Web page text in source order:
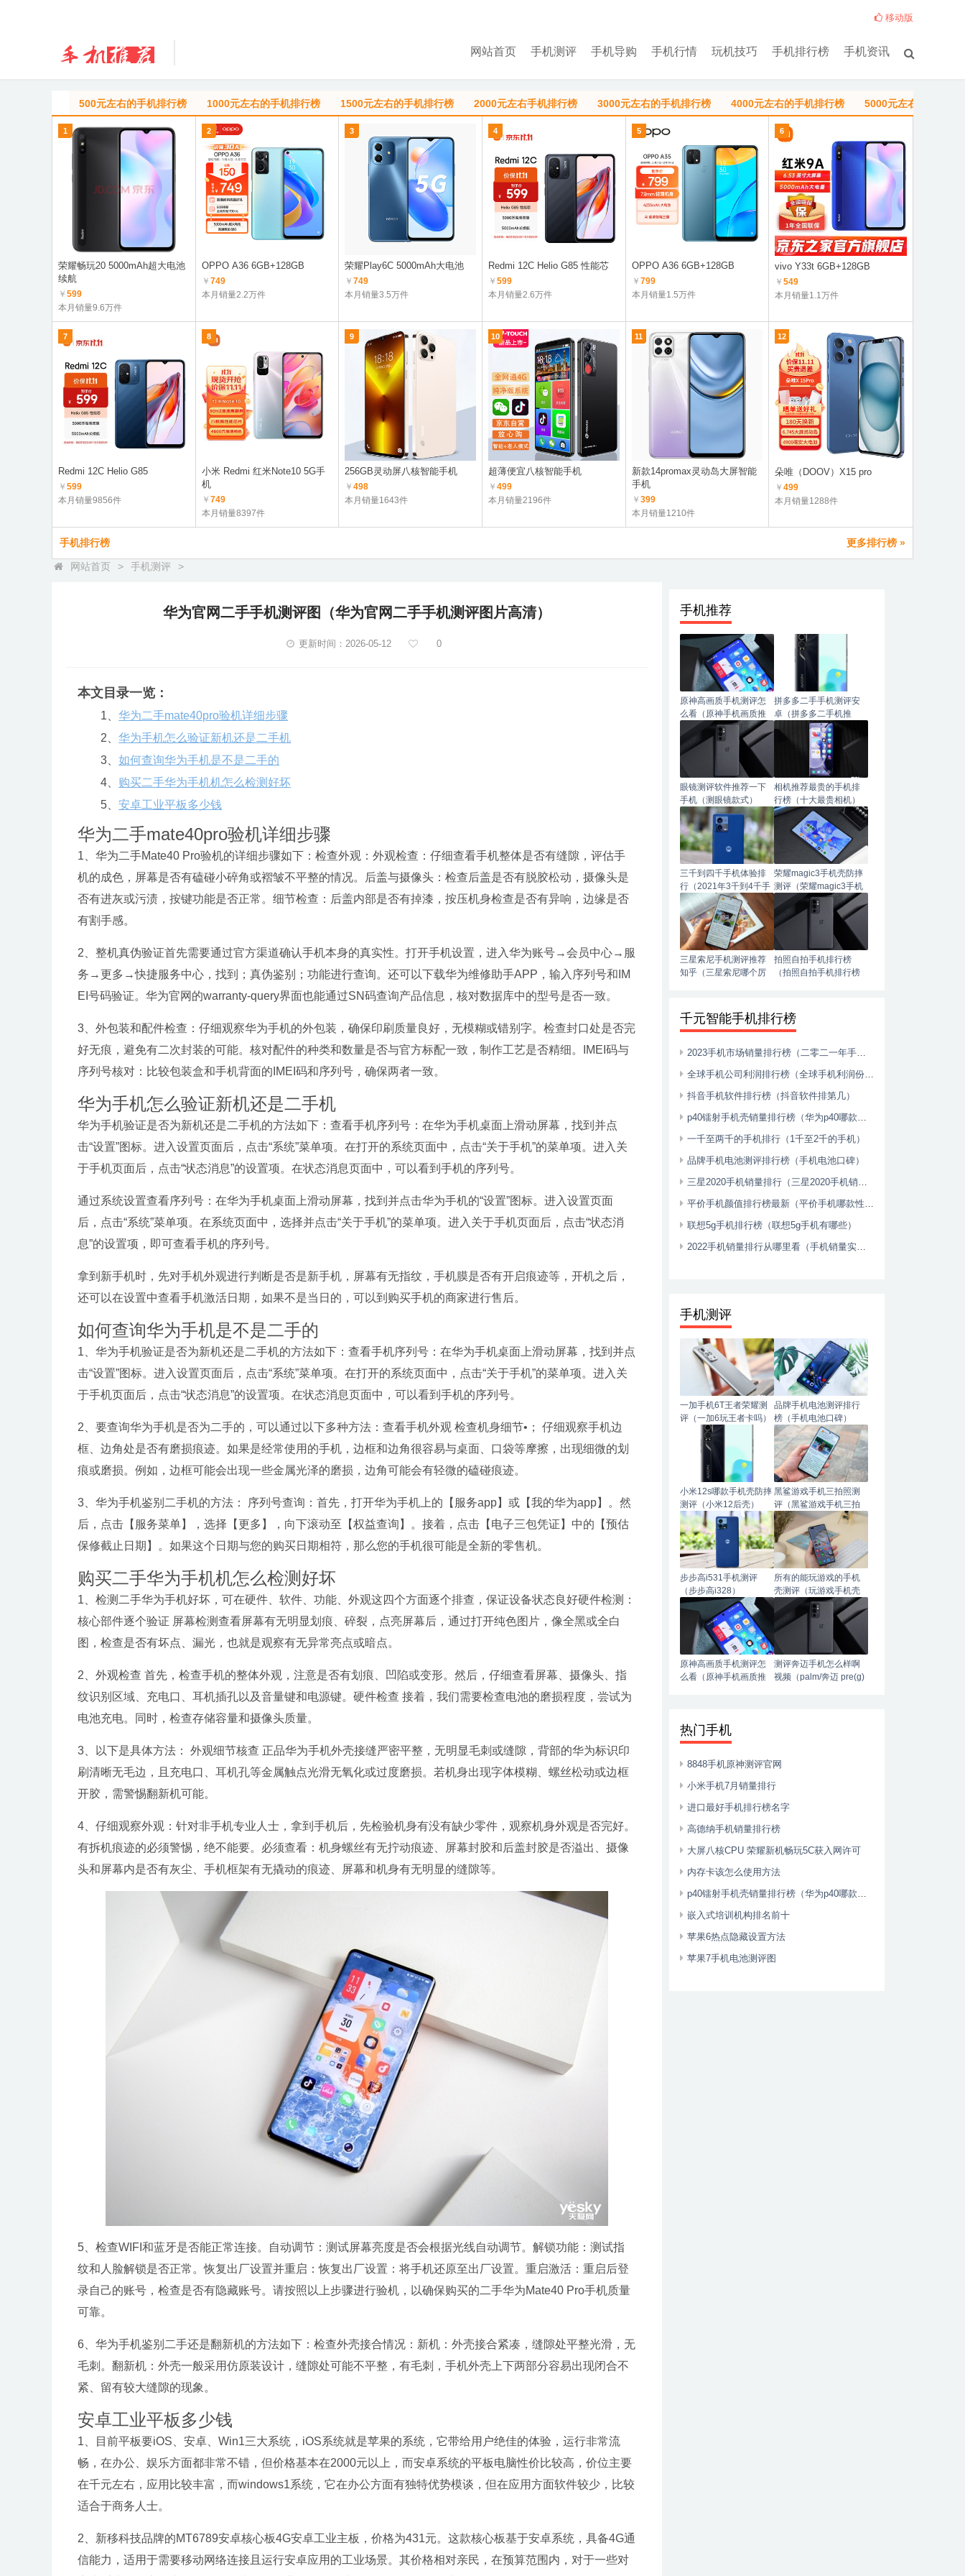
网站首页 手机测评 手机导购 手机行情 玩机技巧 手机排行榜 手机资讯
移动版
500元左右的手机排行榜 1000元左右的手机排行榜 1500元左右的手机排行榜 2000元左右手机排行榜 3000元左右的手机排行榜 4000元左右的手机排行榜 5000元左右的手机排
1
荣耀畅玩20 5000mAh超大电池
续航
￥ 599
本月销量9.6万件
2
OPPO A36 6GB+128GB
￥ 749
本月销量2.2万件
3
荣耀Play6C 5000mAh大电池
￥749
本月销量3.5万件
4
Redmi 12C Helio G85 性能芯
￥ 599
本月销量2.6万件
5
OPPO A36 6GB+128GB
￥ 799
本月销量1.5万件
6
vivo Y33t 6GB+128GB
￥549
本月销量1.1万件
7
Redmi 12C Helio G85
￥ 599
本月销量9856件
8
小米 Redmi 红米Note10 5G手
机
￥ 749
本月销量8397件
9
256GB灵动屏八核智能手机
￥498
本月销量1643件
10
超薄便宜八核智能手机
￥ 499
本月销量2196件
11
新款14promax灵动岛大屏智能
手机
￥ 399
本月销量1210件
12
朵唯（DOOV）X15 pro
￥499
本月销量1288件
手机排行榜 更多排行榜 »
网站首页 > 手机测评 >
华为官网二手手机测评图（华为官网二手手机测评图片高清）
更新时间：2026-05-12 0
本文目录一览：
1、华为二手mate40pro验机详细步骤
2、华为手机怎么验证新机还是二手机
3、如何查询华为手机是不是二手的
4、 购买二手华为手机机怎么检测好坏
5、安卓工业平板多少钱
华为二手mate40pro验机详细步骤
1、华为二手Mate40 Pro验机的详细步骤如下：检查外观：外观检查：仔细查看手机整体是否有缝隙，评估手
机的成色，屏幕是否有磕碰小碎角或褶皱不平整的情况。后盖与摄像头：检查后盖是否有脱胶松动，摄像头是
否有进灰或污渍，按键功能是否正常。细节检查：后盖内部是否有掉漆，按压机身检查是否有异响，边缘是否
有割手感。
2、整机真伪验证首先需要通过官方渠道确认手机本身的真实性。打开手机设置，进入华为账号→会员中心→服
务→更多→快捷服务中心，找到；真伪鉴别；功能进行查询。还可以下载华为维修助手APP，输入序列号和IM
EI号码验证。华为官网的warranty-query界面也能通过SN码查询产品信息，核对数据库中的型号是否一致。
3、外包装和配件检查：仔细观察华为手机的外包装，确保印刷质量良好，无模糊或错别字。检查封口处是否完
好无痕，避免有二次封装的可能。核对配件的种类和数量是否与官方标配一致，制作工艺是否精细。IMEI码与
序列号核对：比较包装盒和手机背面的IMEI码和序列号，确保两者一致。
华为手机怎么验证新机还是二手机
华为手机验证是否为新机还是二手机的方法如下：查看手机序列号：在华为手机桌面上滑动屏幕，找到并点
击“设置”图标。进入设置页面后，点击“系统”菜单项。在打开的系统页面中，点击“关于手机”的菜单项。进入关
于手机页面后，点击“状态消息”的设置项。在状态消息页面中，可以看到手机的序列号。
通过系统设置查看序列号：在华为手机桌面上滑动屏幕，找到并点击华为手机的“设置”图标。进入设置页面
后，点击“系统”菜单项。在系统页面中，选择并点击“关于手机”的菜单项。进入关于手机页面后，点击“状态消
息”的设置项，即可查看手机的序列号。
拿到新手机时，先对手机外观进行判断是否是新手机，屏幕有无指纹，手机膜是否有开启痕迹等，开机之后，
还可以在设置中查看手机激活日期，如果不是当日的，可以到购买手机的商家进行售后。
如何查询华为手机是不是二手的
1、华为手机验证是否为新机还是二手机的方法如下：查看手机序列号：在华为手机桌面上滑动屏幕，找到并点
击“设置”图标。进入设置页面后，点击“系统”菜单项。在打开的系统页面中，点击“关于手机”的菜单项。进入关
于手机页面后，点击“状态消息”的设置项。在状态消息页面中，可以看到手机的序列号。
2、要查询华为手机是否为二手的，可以通过以下多种方法：查看手机外观 检查机身细节•； 仔细观察手机边
框、边角处是否有磨损痕迹。如果是经常使用的手机，边框和边角很容易与桌面、口袋等摩擦，出现细微的划
痕或磨损。例如，边框可能会出现一些金属光泽的磨损，边角可能会有轻微的磕碰痕迹。
3、华为手机鉴别二手机的方法： 序列号查询：首先，打开华为手机上的【服务app】或【我的华为app】。然
后，点击【服务菜单】，选择【更多】，向下滚动至【权益查询】。接着，点击【电子三包凭证】中的【预估
保修截止日期】。如果这个日期与您的购买日期相符，那么您的手机很可能是全新的零售机。
购买二手华为手机机怎么检测好坏
1、检测二手华为手机好坏，可在硬件、软件、功能、外观这四个方面逐个排查，保证设备状态良好硬件检测：
核心部件逐个验证 屏幕检测查看屏幕有无明显划痕、碎裂，点亮屏幕后，通过打开纯色图片，像全黑或全白
图，检查是否有坏点、漏光，也就是观察有无异常亮点或暗点。
2、外观检查 首先，检查手机的整体外观，注意是否有划痕、凹陷或变形。然后，仔细查看屏幕、摄像头、指
纹识别区域、充电口、耳机插孔以及音量键和电源键。硬件检查 接着，我们需要检查电池的磨损程度，尝试为
电池充电。同时，检查存储容量和摄像头质量。
3、以下是具体方法： 外观细节核查 正品华为手机外壳接缝严密平整，无明显毛刺或缝隙，背部的华为标识印
刷清晰无毛边，且充电口、耳机孔等金属触点光滑无氧化或过度磨损。若机身出现字体模糊、螺丝松动或边框
开胶，需警惕翻新机可能。
4、仔细观察外观：针对非手机专业人士，拿到手机后，先检验机身有没有缺少零件，观察机身外观是否完好。
有拆机痕迹的必须警惕，绝不能要。必须查看：机身螺丝有无拧动痕迹、屏幕封胶和后盖封胶是否溢出、摄像
头和屏幕内是否有灰尘、手机框架有无撬动的痕迹、屏幕和机身有无明显的缝隙等。
5、检查WIFI和蓝牙是否能正常连接。自动调节：测试屏幕亮度是否会根据光线自动调节。解锁功能：测试指
纹和人脸解锁是否正常。恢复出厂设置并重启：恢复出厂设置：将手机还原至出厂设置。重启激活：重启后登
录自己的账号，检查是否有隐藏账号。请按照以上步骤进行验机，以确保购买的二手华为Mate40 Pro手机质量
可靠。
6、华为手机鉴别二手还是翻新机的方法如下：检查外壳接合情况：新机：外壳接合紧凑，缝隙处平整光滑，无
毛刺。翻新机：外壳一般采用仿原装设计，缝隙处可能不平整，有毛刺，手机外壳上下两部分容易出现闭合不
紧、留有较大缝隙的现象。
安卓工业平板多少钱
1、目前平板要iOS、安卓、Win1三大系统，iOS系统就是苹果的系统，它带给用户绝佳的体验，运行非常流
畅，在办公、娱乐方面都非常不错，但价格基本在2000元以上，而安卓系统的平板电脑性价比较高，价位主要
在千元左右，应用比较丰富，而windows1系统，它在办公方面有独特优势模谈，但在应用方面软件较少，比较
适合于商务人士。
2、新移科技品牌的MT6789安卓核心板4G安卓工业主板，价格为431元。这款核心板基于安卓系统，具备4G通
信能力，适用于需要移动网络连接且运行安卓应用的工业场景。其价格相对亲民，在预算范围内，对于一些对
手机推荐
原神高画质手机测评怎
么看（原神手机画质推
荐）
拼多多二手手机测评安
卓（拼多多二手机推
荐）
眼镜测评软件推荐一下
手机（测眼镜款式）
相机推荐最贵的手机排
行榜（十大最贵相机）
三千到四千手机体验排
行（2021年3千到4千手
机推荐）
荣耀magic3手机壳防摔
测评（荣耀magic3手机
壳推荐）
三星索尼手机测评推荐
知乎（三星索尼哪个厉
拍照自拍手机排行榜
（拍照自拍手机排行榜
千元智能手机排行榜
2023手机市场销量排行榜（二零二一年手机销量）
全球手机公司利润排行榜（全球手机利润份额2020）
抖音手机软件排行榜（抖音软件排第几）
p40镭射手机壳销量排行榜（华为p40哪款手机壳好看）
一千至两千的手机排行（1千至2千的手机）
品牌手机电池测评排行榜（手机电池口碑）
三星2020手机销量排行（三星2020手机销量排行榜前十名）
平价手机颜值排行榜最新（平价手机哪款性价比高2021）
联想5g手机排行榜（联想5g手机有哪些）
2022手机销量排行从哪里看（手机销量实时排行）
手机测评
一加手机6T王者荣耀测
评（一加6玩王者卡吗）
品牌手机电池测评排行
榜（手机电池口碑）
小米12s哪款手机壳防摔
测评（小米12后壳）
黑鲨游戏手机三拍照测
评（黑鲨游戏手机三拍
照测评怎么样）
步步高i531手机测评
（步步高i328）
所有的能玩游戏的手机
壳测评（玩游戏手机壳
哪种材质手感好）
原神高画质手机测评怎
么看（原神手机画质推
测评奔迈手机怎么样啊
视频（palm/奔迈 pre(g)
热门手机
8848手机原神测评官网
小米手机7月销量排行
进口最好手机排行榜名字
高德纳手机销量排行榜
大屏八核CPU 荣耀新机畅玩5C获入网许可
内存卡该怎么使用方法
p40镭射手机壳销量排行榜（华为p40哪款手机壳好看）
嵌入式培训机构排名前十
苹果6热点隐藏设置方法
苹果7手机电池测评图